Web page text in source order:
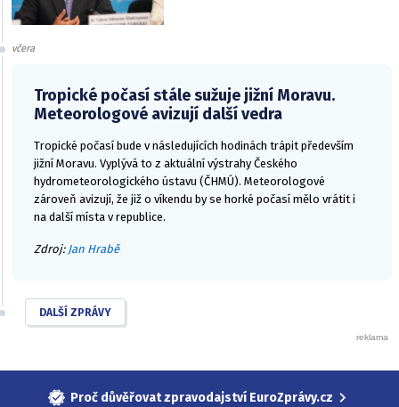
včera
Tropické počasí stále sužuje jižní Moravu.
Meteorologové avizují další vedra
Tropické počasí bude v následujících hodinách trápit především
jižní Moravu. Vyplývá to z aktuální výstrahy Českého
hydrometeorologického ústavu (ČHMÚ). Meteorologové
zároveň avizují, že již o víkendu by se horké počasí mělo vrátit i
na další místa v republice.
Zdroj: Jan Hrabě
DALŠÍ ZPRÁVY
Proč důvěřovat zpravodajství EuroZprávy.cz